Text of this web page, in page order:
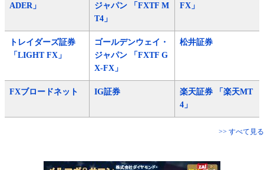
ADER」
ジャパン 「FXTF M
T4」
FX」
トレイダーズ証券
「LIGHT FX」
ゴールデンウェイ・
ジャパン 「FXTF G
X-FX」
松井証券
FXブロードネット IG証券
楽天証券 「楽天MT
4」
>> すべて見る